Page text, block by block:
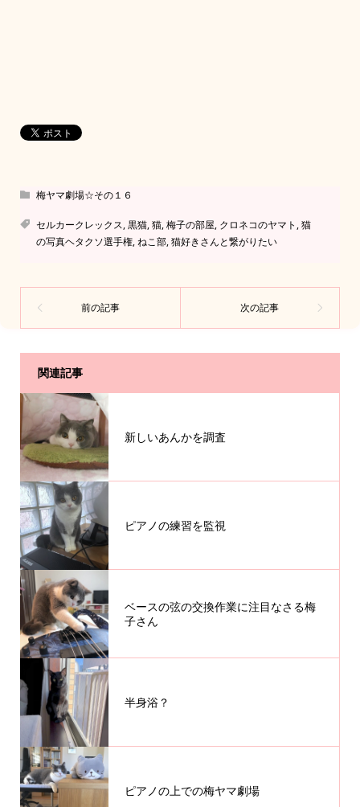
梅ヤマ劇場☆その１６
セルカークレックス,黒猫,猫,梅子の部屋, クロネコのヤマト ,猫
の写真ヘタクソ選手権,ねこ部,猫好きさんと繋がりたい
関連記事
新しいあんかを調査
ピアノの練習を監視
ベースの弦の交換作業に注目なさる梅
子さん
半身浴？
ピアノの上での梅ヤマ劇場